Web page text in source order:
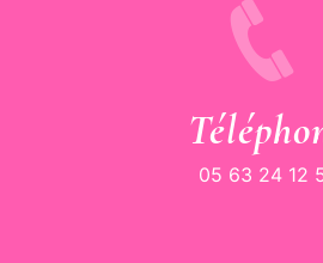
05 63 24 12